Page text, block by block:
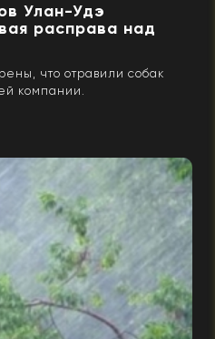
Улан-Удэ
расправа над
что отравили собак
компании.